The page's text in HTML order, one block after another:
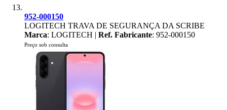
952-000150
LOGITECH TRAVA DE SEGURANÇA DA SCRIBE
Marca: LOGITECH | Ref. Fabricante: 952-000150
Preço sob consulta